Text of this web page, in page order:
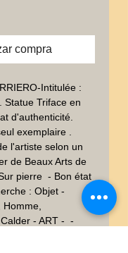
compra
Intitulée :
Statue Triface en
d'authenticité.
exemplaire .
l'artiste selon un
de Beaux Arts de
pierre  - Bon état
: Objet -
- ART -  -